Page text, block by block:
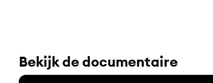
Bekijk de documentaire